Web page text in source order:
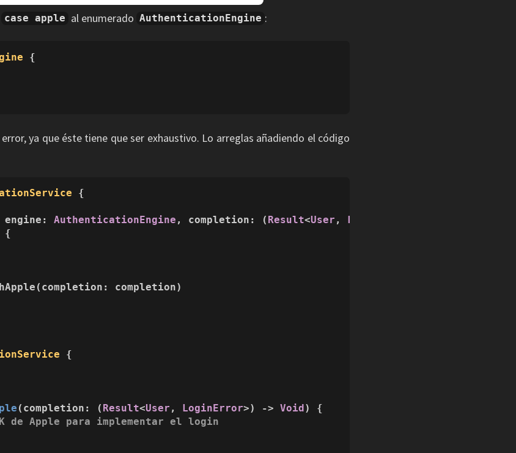
case apple al enumerado AuthenticationEngine :
{
ya que éste tiene que ser exhaustivo. Lo arreglas añadiendo el código
{
engine : AuthenticationEngine , completion : ( Result<User , LoginError
{
completion)
{
( completion : ( Result<User , LoginError>) -> Void) {
de Apple para implementar el login